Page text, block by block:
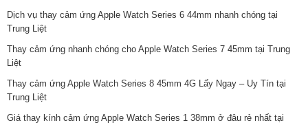
Dịch vụ thay cảm ứng Apple Watch Series 6 44mm nhanh chóng tại
Trung Liệt
Thay cảm ứng nhanh chóng cho Apple Watch Series 7 45mm tại Trung
Liệt
Thay cảm ứng Apple Watch Series 8 45mm 4G Lấy Ngay – Uy Tín tại
Trung Liệt
Giá thay kính cảm ứng Apple Watch Series 1 38mm ở đâu rẻ nhất tại